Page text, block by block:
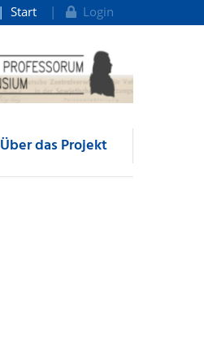
Start Login
Über das Projekt